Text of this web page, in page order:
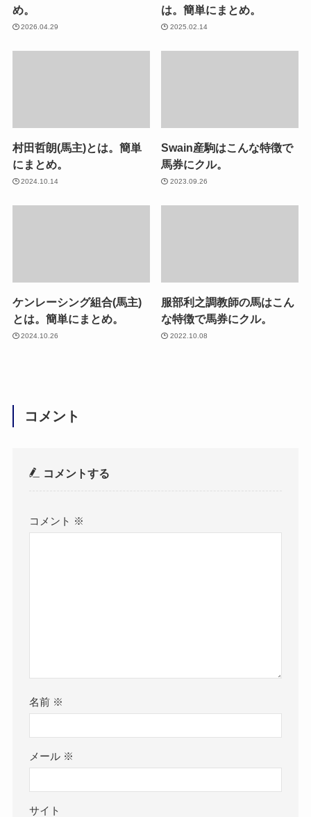
め。
2026.04.29
は。簡単にまとめ。
2025.02.14
村田哲朗(馬主)とは。簡単
にまとめ。
2024.10.14
Swain産駒はこんな特徴で
馬券にクル。
2023.09.26
ケンレーシング組合(馬主)
とは。簡単にまとめ。
2024.10.26
服部利之調教師の馬はこん
な特徴で馬券にクル。
2022.10.08
コメント
コメントする
コメント ※
名前 ※
メール ※
サイト